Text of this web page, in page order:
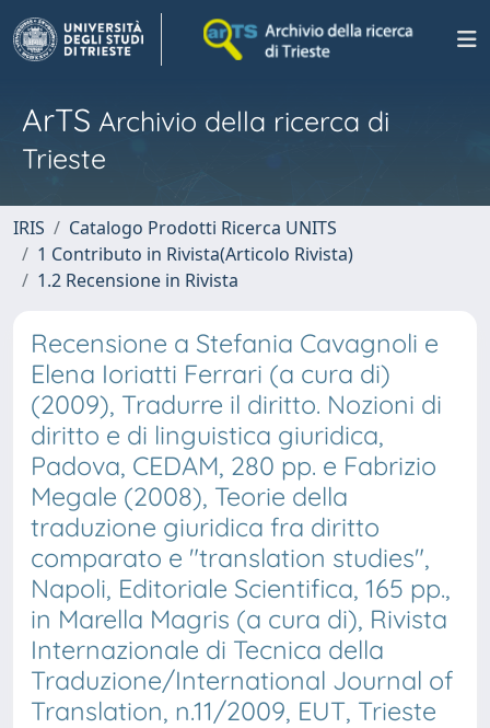
ArTS Archivio della ricerca di
Trieste
IRIS
Catalogo Prodotti Ricerca UNITS
1 Contributo in Rivista(Articolo Rivista)
1.2 Recensione in Rivista
Recensione a Stefania Cavagnoli e
Elena Ioriatti Ferrari (a cura di)
(2009), Tradurre il diritto. Nozioni di
diritto e di linguistica giuridica,
Padova, CEDAM, 280 pp. e Fabrizio
Megale (2008), Teorie della
traduzione giuridica fra diritto
comparato e "translation studies",
Napoli, Editoriale Scientifica, 165 pp.,
in Marella Magris (a cura di), Rivista
Internazionale di Tecnica della
Traduzione/International Journal of
Translation, n.11/2009, EUT, Trieste